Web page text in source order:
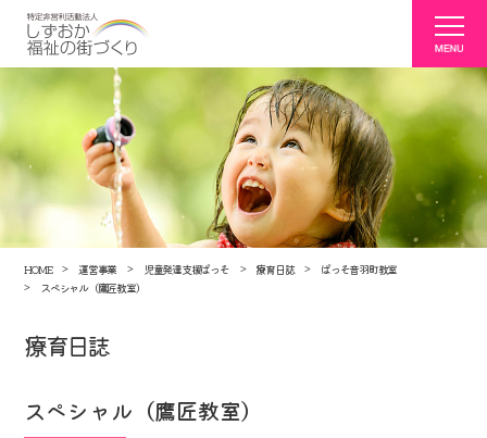
HOME 運営事業 児童発達支援ぱっそ 療育日誌
ぱっそ音羽町教室
スペシャル（鷹匠教室）
療育日誌
スペシャル（鷹匠教室）